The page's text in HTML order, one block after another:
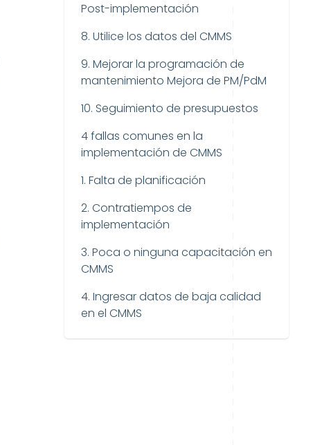
Post-implementación
8. Utilice los datos del CMMS
9. Mejorar la programación de
mantenimiento Mejora de PM/PdM
10. Seguimiento de presupuestos
4 fallas comunes en la
implementación de CMMS
1. Falta de planificación
2. Contratiempos de
implementación
3. Poca o ninguna capacitación en
CMMS
4. Ingresar datos de baja calidad
en el CMMS